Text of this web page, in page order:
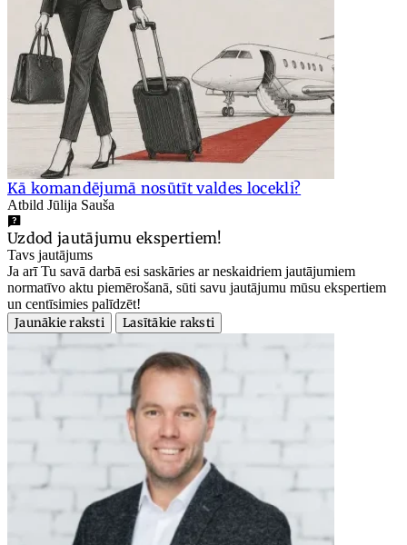
Kā komandējumā nosūtīt valdes locekli?
Atbild Jūlija Sauša
Uzdod jautājumu ekspertiem!
Tavs jautājums
Ja arī Tu savā darbā esi saskāries ar neskaidriem jautājumiem
normatīvo aktu piemērošanā, sūti savu jautājumu mūsu ekspertiem
un centīsimies palīdzēt!
Jaunākie raksti
Lasītākie raksti